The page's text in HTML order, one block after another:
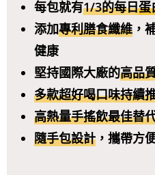
每包就有1/3的每日蛋
添加專利膳食纖維 ，
健康
堅持國際大廠的高品
多款超好喝口味持續
高熱量手搖飲最佳替
隨手包設計 ，攜帶方